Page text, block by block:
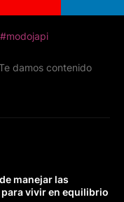
damos contenido
manejar las
vivir en equilibrio